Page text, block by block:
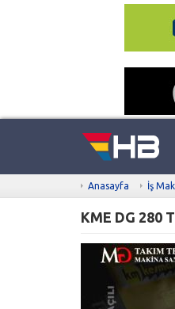
Anasayfa İş
KME DG 280